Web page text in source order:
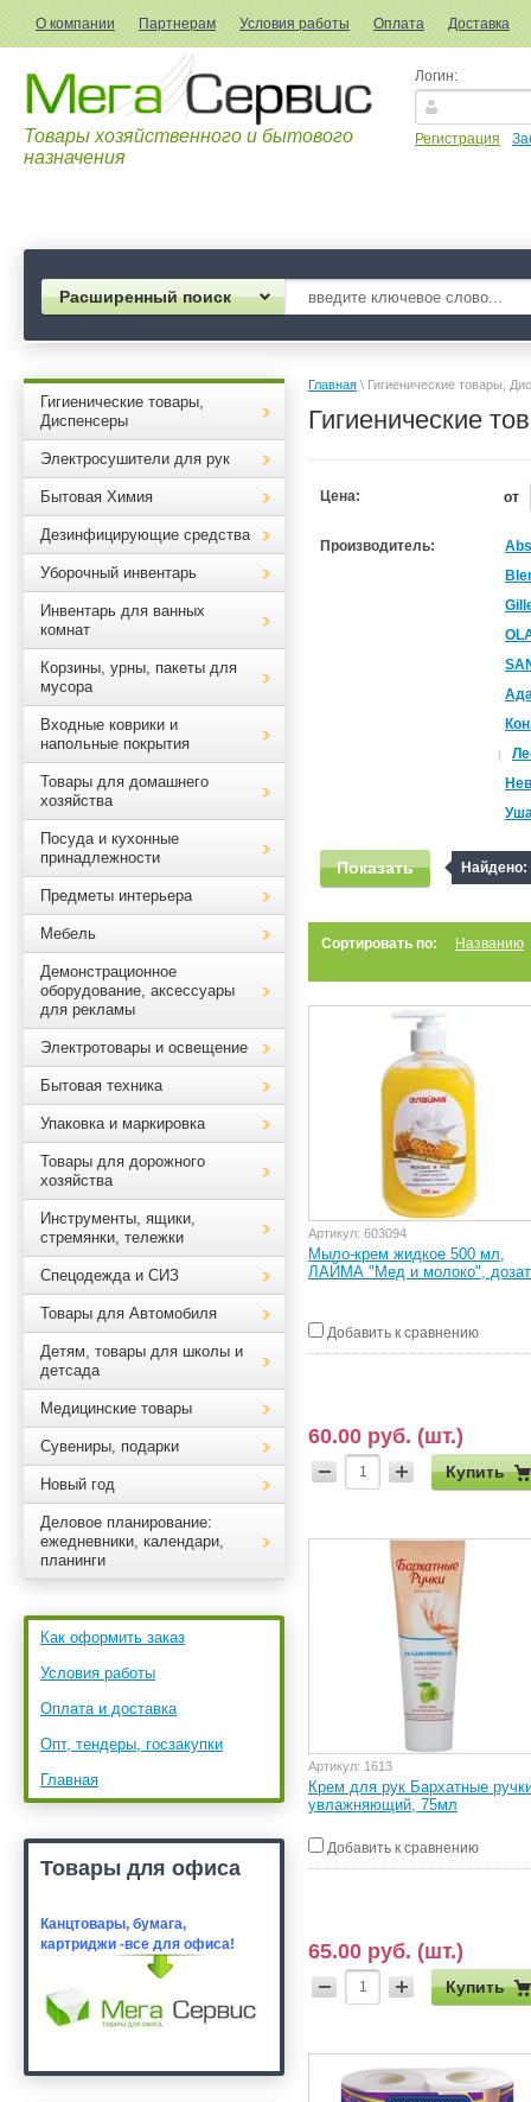
О компании Партнерам Условия работы Оплата Доставка
Товары хозяйственного и бытового
назначения
Логин:
Регистрация
Расширенный поиск
Гигиенические товары,
Диспенсеры
Электросушители для рук
Бытовая Химия
Дезинфицирующие средства
Уборочный инвентарь
Инвентарь для ванных
комнат
Корзины, урны, пакеты для
мусора
Входные коврики и
напольные покрытия
Товары для домашнего
хозяйства
Посуда и кухонные
принадлежности
Предметы интерьера
Мебель
Демонстрационное
оборудование, аксессуары
для рекламы
Электротовары и освещение
Бытовая техника
Упаковка и маркировка
Товары для дорожного
хозяйства
Инструменты, ящики,
стремянки, тележки
Спецодежда и СИЗ
Товары для Автомобиля
Детям, товары для школы и
детсада
Медицинские товары
Сувениры, подарки
Новый год
Деловое планирование:
ежедневники, календари,
планинги
Как оформить заказ
Условия работы
Оплата и доставка
Опт, тендеры, госзакупки
Главная
Товары для офиса
Канцтовары, бумага,
картриджи -все для офиса!
Главная \ Гигиенические товары,
Гигиенические
Цена: от
Производитель:
|
Показать Найдено:
Сортировать по: Названию
Артикул: 603094
Мыло-крем жидкое 500 мл,
ЛАЙМА "Мед и молоко",
Добавить к сравнению
60.00 руб. (шт.)
Купить
Артикул: 1613
Крем для рук Бархатные
увлажняющий, 75мл
Добавить к сравнению
65.00 руб. (шт.)
Купить